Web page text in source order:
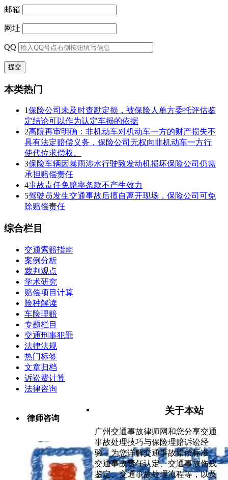
邮箱
网址
QQ
本类热门
1保险公司未及时查勘定损，被保险人单方委托评估鉴
定结论可以作为认定车损的依据
2高院再审明确：非机动车对机动车一方的财产损失不
具有法定赔偿义务，保险公司无权向非机动车一方行
使代位求偿权。
3保险车辆因暴雨涉水行驶致发动机损坏保险公司仍需
承担赔偿责任
4事故责任免赔率条款不产生效力
5驾驶员发生交通事故后擅自离开现场，保险公司可免
除赔偿责任
综合栏目
交通索赔指南
案例分析
裁判观点
学术研究
赔偿项目计算
险种解读
车险理赔
专题栏目
交通刑事犯罪
法律法规
热门标签
文章归档
诉讼费计算
法律咨询
律师咨询
关于本站
广州交通事故律师网和您分享交通
事故处理技巧与保险理赔诉讼经
验，为您详解交通事故赔偿标准、
交通事故责任认定、交通事故伤残
鉴定、交通事故处理流程等，以及